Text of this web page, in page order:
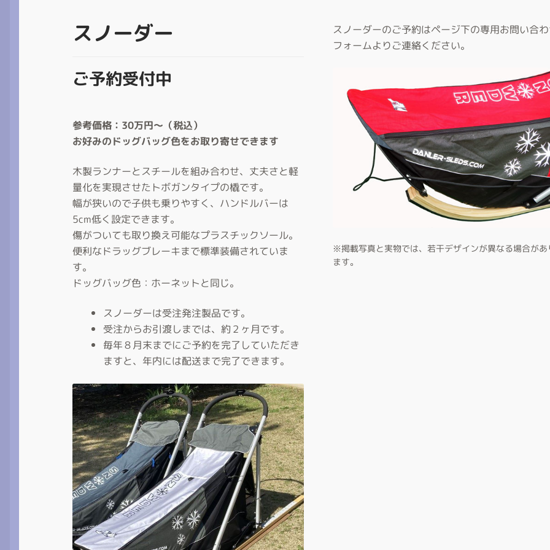
スノーダー
ご予約受付中
参考価格：30万円～（税込）
お好みのドッグバッグ色をお取り寄せできます
木製ランナーとスチールを組み合わせ、丈夫さと軽
量化を実現させたトボガンタイプの橇です。
幅が狭いので子供も乗りやすく、ハンドルバーは
5cm低く設定できます。
傷がついても取り換え可能なプラスチックソール。
便利なドラッグブレーキまで標準装備されていま
す。
ドッグバッグ色：ホーネットと同じ。
スノーダーは受注発注製品です。
受注からお引渡しまでは、約２ヶ月です。
毎年８月末までにご予約を完了していただき
ますと、年内には配送まで完了できます。
スノーダーのご予約はページ下の専用お問い合
フォームよりご連絡ください。
※掲載写真と実物では、若干デザインが異なる場合があ
ます。